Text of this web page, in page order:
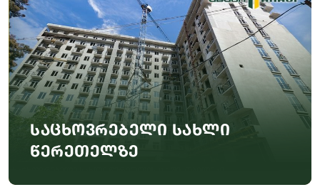
საცხოვრებელი სახლი
წერეთელზე